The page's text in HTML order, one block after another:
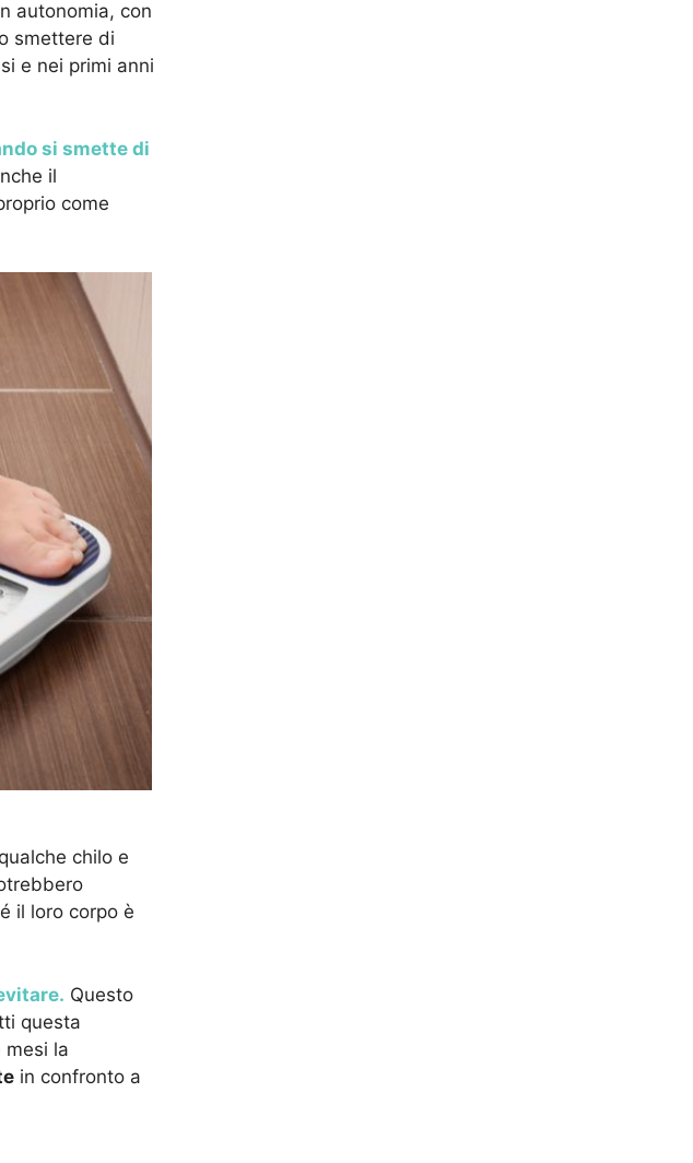
autonomia, con
smettere di
e nei primi anni
si smette di
il
come
chilo e
il loro corpo è
Questo
questa
la
in confronto a